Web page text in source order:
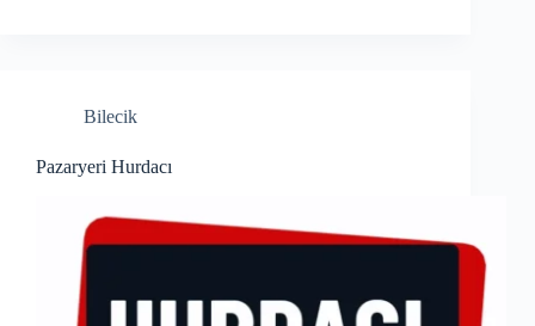
Bilecik
Pazaryeri Hurdacı